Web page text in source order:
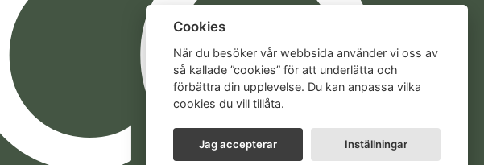
Cookies
När du besöker vår webbsida använder vi oss av
så kallade ”cookies” för att underlätta och
förbättra din upplevelse. Du kan anpassa vilka
cookies du vill tillåta.
Jag accepterar Inställningar